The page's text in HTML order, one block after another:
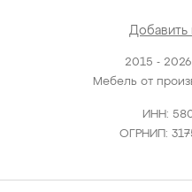
2015 -
Мебель от
ИНН:
ОГРНИП:
Добавить